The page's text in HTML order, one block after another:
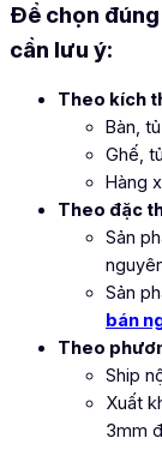
Để chọn
cần lưu ý:
Theo kích
Bàn,
Ghế,
Hàng
Theo đặc
Sản
Sản
bán
Theo
Ship
Xuất
3mm